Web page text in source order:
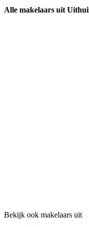
Alle makelaars uit
Bekijk ook makelaars uit